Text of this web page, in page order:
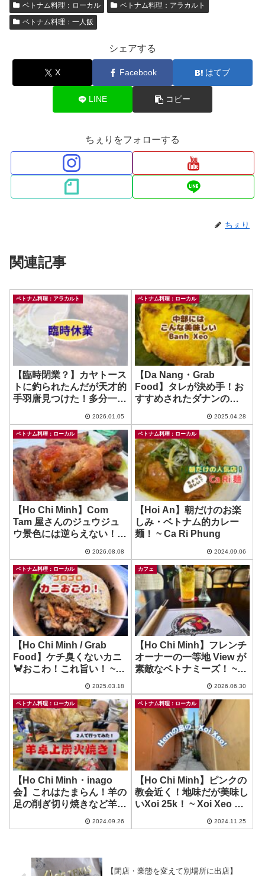
ベトナム料理：ローカル
ベトナム料理：アラカルト
ベトナム料理：一人飯
シェアする
X Facebook はてブ
LINE コピー
ちぇりをフォローする
ちぇり
関連記事
ベトナム料理：アラカルト
【臨時閉業？】カヤトース
トに釣られたんだが天才的
手羽唐見つけた！多分一部
~ Gusaiku
2026.01.05
ベトナム料理：ローカル
【Da Nang・Grab
Food】タレが決め手！お
すすめされたダナンの
とはちょっと違う！ ~
Banh Xeo Ba Duong
2025.04.28
ベトナム料理：ローカル
【Ho Chi Minh】Com
Tam 屋さんのジュウジュ
ウ景色には逆らえない！ ~
2026.08.08
ベトナム料理：ローカル
【Hoi An】朝だけのお楽
しみ・ベトナム的カレー
麺！ ~ Ca Ri Phung
2024.09.06
ベトナム料理：ローカル
【Ho Chi Minh / Grab
Food】ケチ臭くないカニ
🦀おこわ！これ旨い！ ~
2025.03.18
カフェ
【Ho Chi Minh】フレンチ
オーナーの一等地 View が
素敵なベトナミーズ！ ~
Restaurant
2026.06.30
ベトナム料理：ローカル
【Ho Chi Minh・inago
会】これはたまらん！羊の
足の削ぎ切り焼きなど羊大
Thuy Phong
2024.09.26
ベトナム料理：ローカル
【Ho Chi Minh】ピンクの
教会近く！地味だが美味し
いXoi 25k！ ~ Xoi Xeo Ha
2024.11.25
【閉店・業態を変えて別場所に出店】